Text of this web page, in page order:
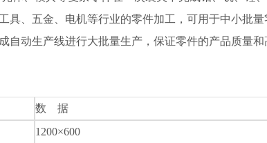
、工具、五金、电机等行业的零件加工，可用于中小
自动生产线进行大批量生产，保证零件的产品质量和
数
据
1200×600